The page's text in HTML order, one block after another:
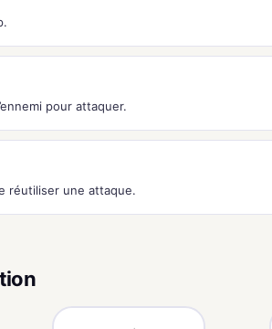
pour attaquer.
réutiliser une attaque.